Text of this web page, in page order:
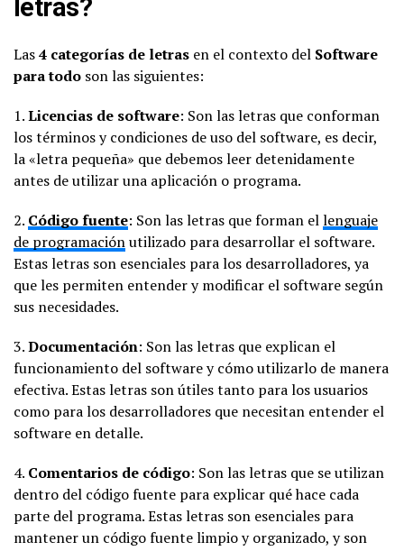
letras?
Las4 categorías de letras en el contexto del Software
para todo son las siguientes:
1.Licencias de software: Son las letras que conforman
los términos y condiciones de uso del software, es decir,
la «letra pequeña» que debemos leer detenidamente
antes de utilizar una aplicación o programa.
2. Código fuente: Son las letras que forman ellenguaje
de programaciónutilizado para desarrollar el software.
Estas letras son esenciales para los desarrolladores, ya
que les permiten entender y modificar el software según
sus necesidades.
3.Documentación: Son las letras que explican el
funcionamiento del software y cómo utilizarlo de manera
efectiva. Estas letras son útiles tanto para los usuarios
como para los desarrolladores que necesitan entender el
software en detalle.
4. Comentarios de código: Son las letras que se utilizan
dentro del código fuente para explicar qué hace cada
parte del programa. Estas letras son esenciales para
mantener un código fuente limpio y organizado, y son